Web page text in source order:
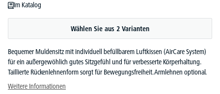
Im Katalog
Wählen Sie aus 2 Varianten
Bequemer Muldensitz mit individuell befüllbarem Luftkissen (AirCare System)
für ein außergewöhlich gutes Sitzgefühl und für verbesserte Körperhaltung.
Taillierte Rückenlehnenform sorgt für Bewegungsfreiheit. Armlehnen optional.
Weitere Informationen